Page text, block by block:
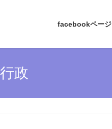
facebookページ
行政